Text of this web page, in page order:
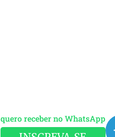
quero receber no WhatsApp